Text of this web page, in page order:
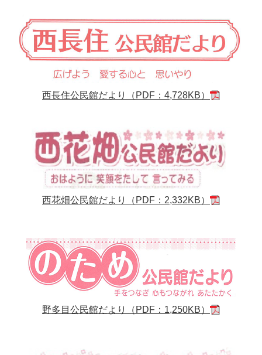
西長住公民館だより（PDF：4,728KB）
西花畑公民館だより（PDF：2,332KB）
野多目公民館だより（PDF：1,250KB）